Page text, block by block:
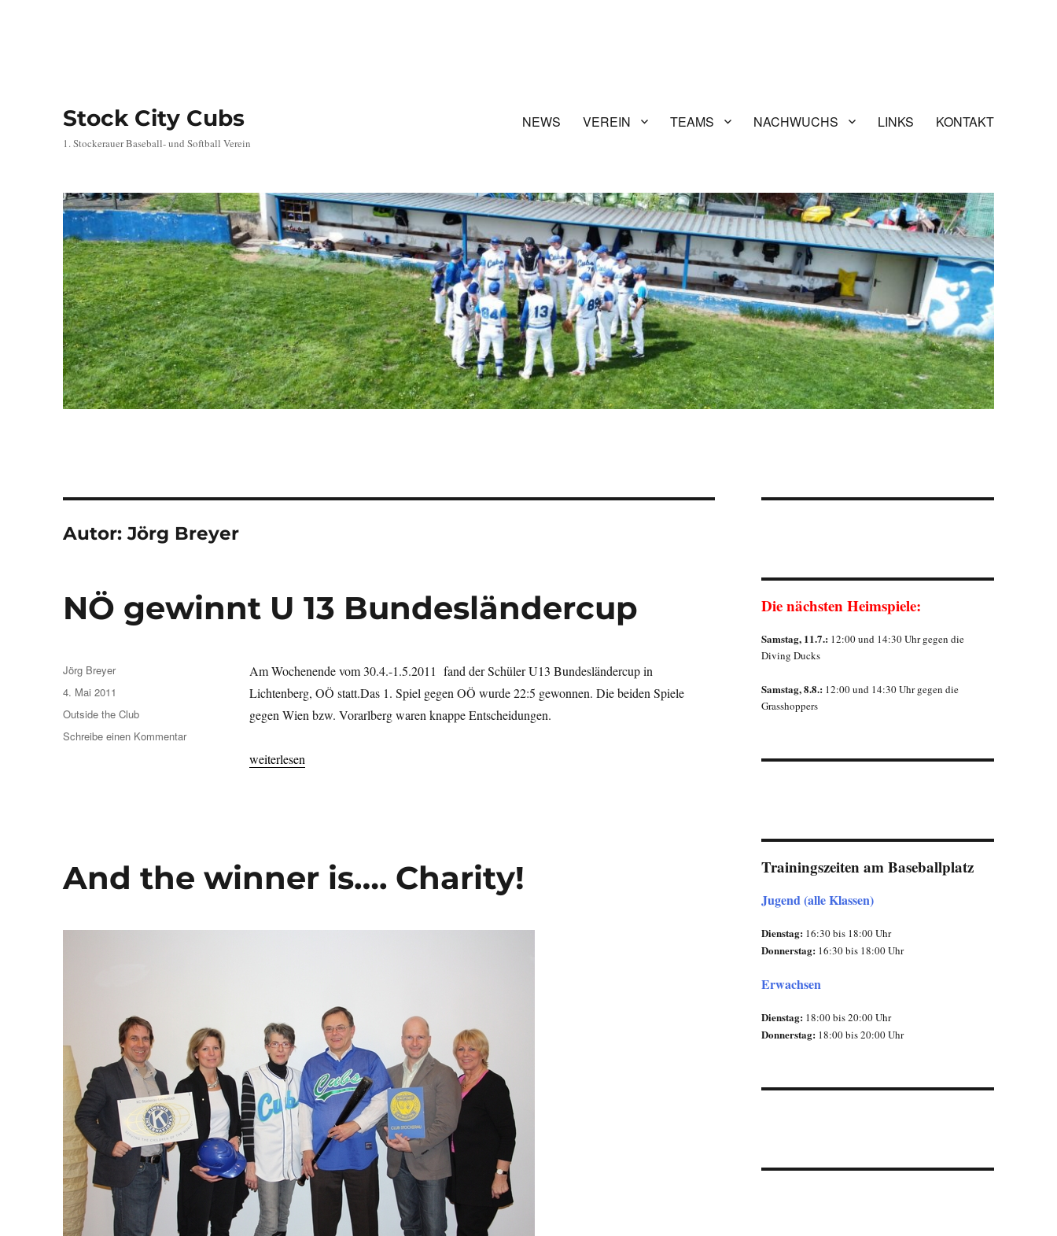
Stock City Cubs
1. Stockerauer Baseball- und Softball Verein
NEWS VEREIN TEAMS NACHWUCHS LINKS KONTAKT
Autor:Jörg Breyer
NÖ gewinnt U 13 Bundesländercup
Am Wochenende vom 30.4.-1.5.2011 fand der Schüler U13 Bundesländercup in
Lichtenberg, OÖ statt.Das 1. Spiel gegen OÖ wurde 22:5 gewonnen. Die beiden Spiele
gegen Wien bzw. Vorarlberg waren knappe Entscheidungen.
„NÖ gewinnt U 13 Bundesländercup“
weiterlesen
Autor
Jörg Breyer
Veröffentlicht
am
4. Mai 2011
Kategorien
Outside the Club
Schreibe einen Kommentarzu
And the winner is…. Charity!
Die nächsten Heimspiele:
Samstag, 11.7.: 12:00 und 14:30 Uhr gegen die
Diving Ducks
Samstag, 8.8.: 12:00 und 14:30 Uhr gegen die
Grasshoppers
Trainingszeiten am Baseballplatz
Jugend (alle Klassen)
Dienstag: 16:30 bis 18:00 Uhr
Donnerstag: 16:30 bis 18:00 Uhr
Erwachsen
Dienstag: 18:00 bis 20:00 Uhr
Donnerstag: 18:00 bis 20:00 Uhr